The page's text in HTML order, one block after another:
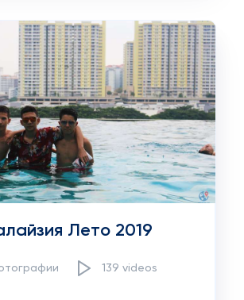
Лето 2019
139 videos